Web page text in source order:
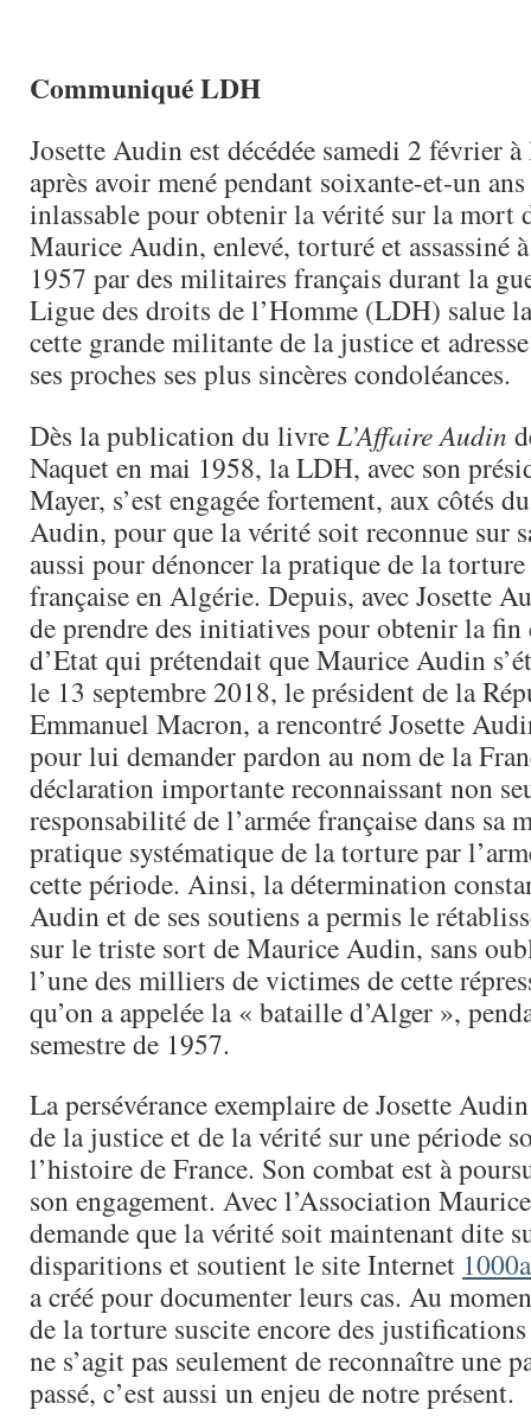
Communiqué LDH
Josette Audin est décédée samedi 2 février à
après avoir mené pendant soixante-et-un
inlassable pour obtenir la vérité sur la mort
Maurice Audin, enlevé, torturé et assassiné
1957 par des militaires français durant la
Ligue des droits de l’Homme (LDH) salue
cette grande militante de la justice et
ses proches ses plus sincères condoléances.
Dès la publication du livre L’Affaire Audin
Naquet en mai 1958, la LDH, avec son
Mayer, s’est engagée fortement, aux côtés
Audin, pour que la vérité soit reconnue sur
aussi pour dénoncer la pratique de la torture
française en Algérie. Depuis, avec Josette
de prendre des initiatives pour obtenir la fin
d’Etat qui prétendait que Maurice Audin
le 13 septembre 2018, le président de la
Emmanuel Macron, a rencontré Josette
pour lui demander pardon au nom de la
déclaration importante reconnaissant non
responsabilité de l’armée française dans sa
pratique systématique de la torture par
cette période. Ainsi, la détermination
Audin et de ses soutiens a permis le
sur le triste sort de Maurice Audin, sans
l’une des milliers de victimes de cette
qu’on a appelée la « bataille d’Alger »,
semestre de 1957.
La persévérance exemplaire de Josette
de la justice et de la vérité sur une période
l’histoire de France. Son combat est à
son engagement. Avec l’Association
demande que la vérité soit maintenant dite
disparitions et soutient le site Internet
a créé pour documenter leurs cas. Au
de la torture suscite encore des
ne s’agit pas seulement de reconnaître une
passé, c’est aussi un enjeu de notre présent.